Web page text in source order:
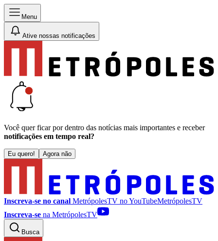
Menu
Ative nossas notificações
Você quer ficar por dentro das notícias mais importantes e receber
notificações em tempo real?
Eu quero! Agora não
Inscreva-se no canal MetrópolesTV noYouTubeMetrópolesTV
Inscreva-se na MetrópolesTV
Busca